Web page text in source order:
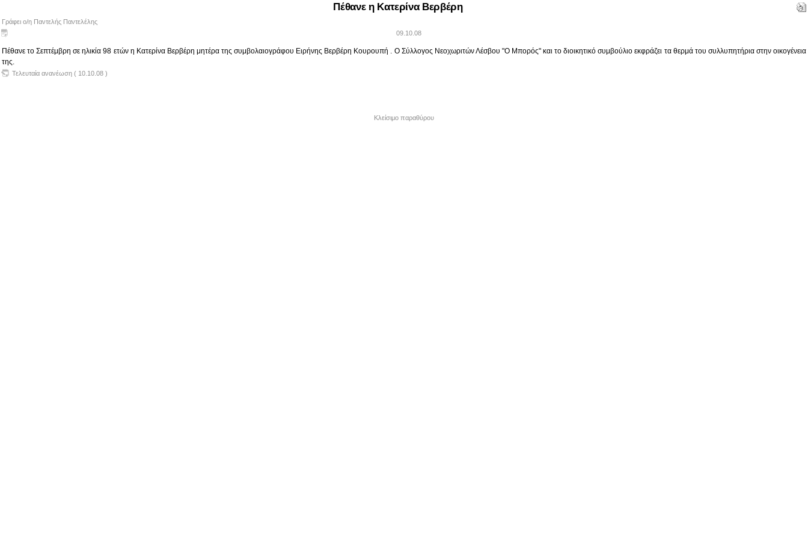
Πέθανε η Κατερίνα Βερβέρη
Γράφει ο/η Παντελής Παντελέλης
09.10.08
Πέθανε το Σεπτέμβρη σε ηλικία 98 ετών η Κατερίνα Βερβέρη μητέρα της συμβολαιογράφου Ειρήνης Βερβέρη Κουρουπή . Ο Σύλλογος ΝεοχωριτώνΛέσβου "Ο Μπορός" και το διοικητικό συμβούλιο εκφράζει τα θερμά του συλλυπητήρια στην οικογένεια
της.
Τελευταία ανανέωση ( 10.10.08 )
Κλείσιμο παραθύρου